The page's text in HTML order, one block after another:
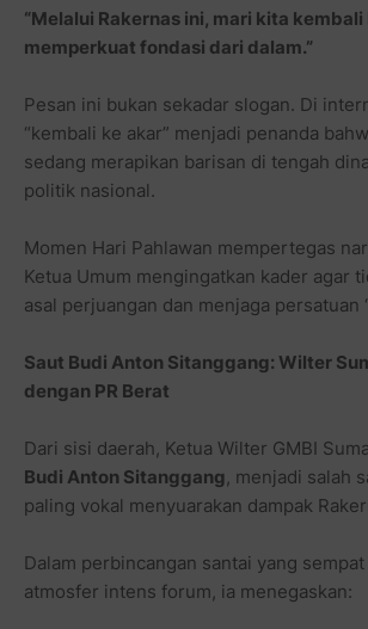
“Melalui Rakernas ini, mari kita kembali
memperkuat fondasi dari dalam.”
Pesan ini bukan sekadar slogan. Di
“kembali ke akar” menjadi penanda
sedang merapikan barisan di tengah
politik nasional.
Momen Hari Pahlawan mempertegas
Ketua Umum mengingatkan kader agar
asal perjuangan dan menjaga persatuan
Saut Budi Anton Sitanggang: Wilter
dengan PR Berat
Dari sisi daerah, Ketua Wilter GMBI
Budi Anton Sitanggang , menjadi salah
paling vokal menyuarakan dampak
Dalam perbincangan santai yang
atmosfer intens forum, ia menegaskan: